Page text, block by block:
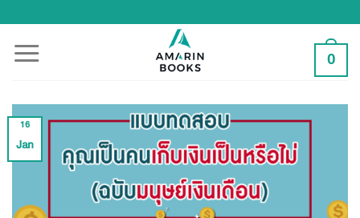
to
content
0
16
Jan